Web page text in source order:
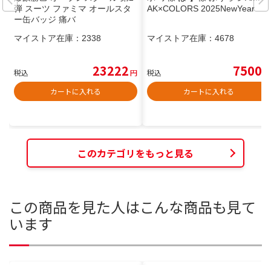
弾 スーツ ファミマ オールスタ
ー缶バッジ 痛バ
マイストア在庫： 2338
税込 23222円
カートに入れる
AK×COLORS 2025NewYear
マイストア在庫： 4678
税込 7500
カートに入れる
このカテゴリをもっと見る
この商品を見た人はこんな商品も見て
います